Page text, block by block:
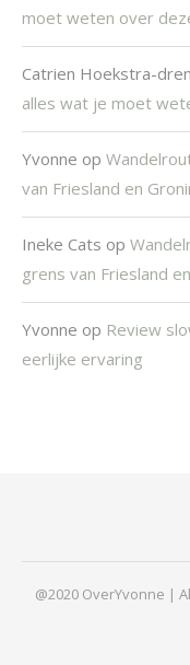
moet weten over
Catrien Hoekstra-
alles wat je moet
Yvonne op
van Friesland en
Ineke Cats op
grens van Friesland
Yvonne op Review
eerlijke ervaring
@2020 OverYvonne |